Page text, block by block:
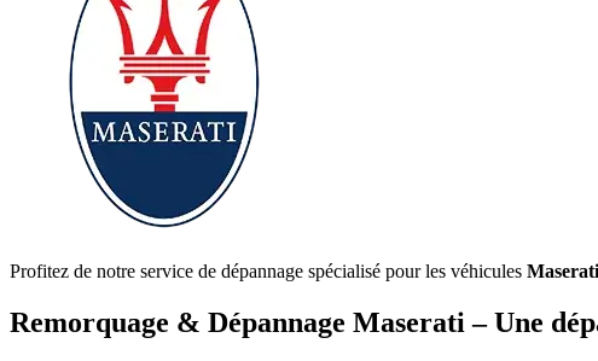
Profitez de notre service de dépannage spécialisé pour les véhicules Maserati
Remorquage & Dépannage Maserati – Une